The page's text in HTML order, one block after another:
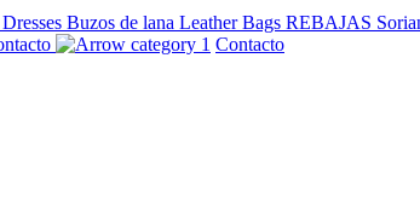
Dresses Buzos de lana Leather Bags REBAJAS
Contacto